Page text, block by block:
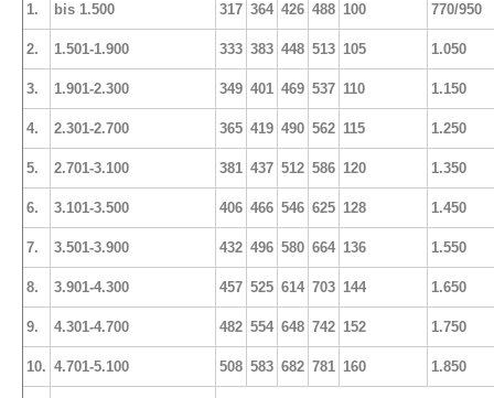
1. bis 1.500 317 364 426 488 100 770/950
2. 1.501-1.900 333 383 448 513 105 1.050
3. 1.901-2.300 349 401 469 537 110 1.150
4. 2.301-2.700 365 419 490 562 115 1.250
5. 2.701-3.100 381 437 512 586 120 1.350
6. 3.101-3.500 406 466 546 625 128 1.450
7. 3.501-3.900 432 496 580 664 136 1.550
8. 3.901-4.300 457 525 614 703 144 1.650
9. 4.301-4.700 482 554 648 742 152 1.750
10. 4.701-5.100 508 583 682 781 160 1.850